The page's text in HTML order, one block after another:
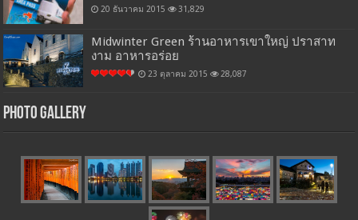
20 ธันวาคม 2015 31,829
Midwinter Green ร้านอาหารเขาใหญ่ ปราสาท
งาม อาหารอร่อย
23 ตุลาคม 2015 28,087
Photo Gallery